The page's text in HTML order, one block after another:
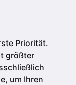
Priorität.
größter
um Ihren